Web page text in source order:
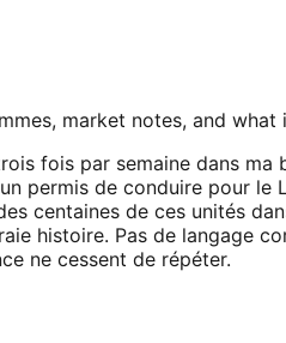
market notes, and
fois par semaine dans
permis de conduire pour
centaines de ces unités
histoire. Pas de langage
ne cessent de répéter.